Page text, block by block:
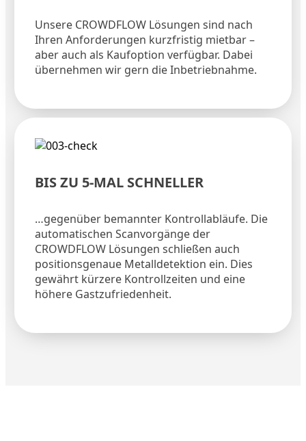
Unsere CROWDFLOW Lösungen sind nach
Ihren Anforderungen kurzfristig mietbar –
aber auch als Kaufoption verfügbar. Dabei
übernehmen wir gern die Inbetriebnahme.
BIS ZU 5-MAL SCHNELLER​
…gegenüber bemannter Kontrollabläufe. Die
automatischen Scanvorgänge der
CROWDFLOW Lösungen schließen auch
positionsgenaue Metalldetektion ein. Dies
gewährt kürzere Kontrollzeiten und eine
höhere Gastzufriedenheit.